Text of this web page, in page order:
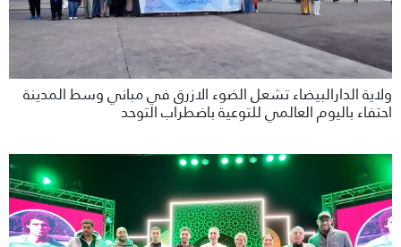
ولاية الدارالبيضاء تشعل الضوء الازرق في مباني وسط المدينة
احتفاء باليوم العالمي للتوعية باضطراب التوحد